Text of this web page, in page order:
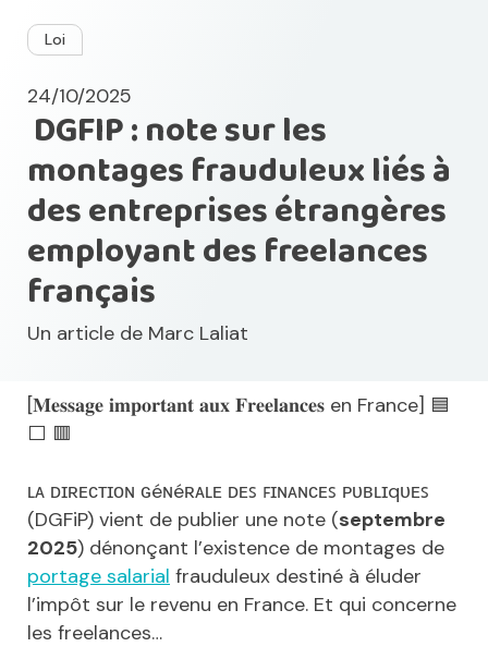
Loi
24/10/2025
DGFIP : note sur les
montages frauduleux liés à
des entreprises étrangères
employant des freelances
français
Un article de Marc Laliat
[𝐌𝐞𝐬𝐬𝐚𝐠𝐞 𝐢𝐦𝐩𝐨𝐫𝐭𝐚𝐧𝐭 𝐚𝐮𝐱 𝐅𝐫𝐞𝐞𝐥𝐚𝐧𝐜𝐞𝐬 en France] 🟦
⬜ 🟥
ʟᴀ ᴅɪʀᴇᴄᴛɪᴏɴ ɢéɴéʀᴀʟᴇ ᴅᴇꜱ ꜰɪɴᴀɴᴄᴇꜱ ᴩᴜʙʟɪqᴜᴇꜱ
(DGFiP) vient de publier une note (septembre
2025) dénonçant l’existence de montages de
portage salarial frauduleux destiné à éluder
l’impôt sur le revenu en France. Et qui concerne
les freelances…